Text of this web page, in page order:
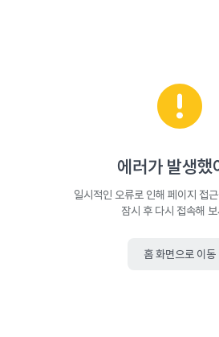
에러가 발생했
일시적인 오류로 인해 페이지 접
잠시 후 다시 접속해
홈 화면으로 이동